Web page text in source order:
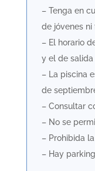
– Tenga en
de jóvenes ni
– El horario
y el de salida
– La piscina
de
– Consultar
– No se
– Prohibida
– Hay